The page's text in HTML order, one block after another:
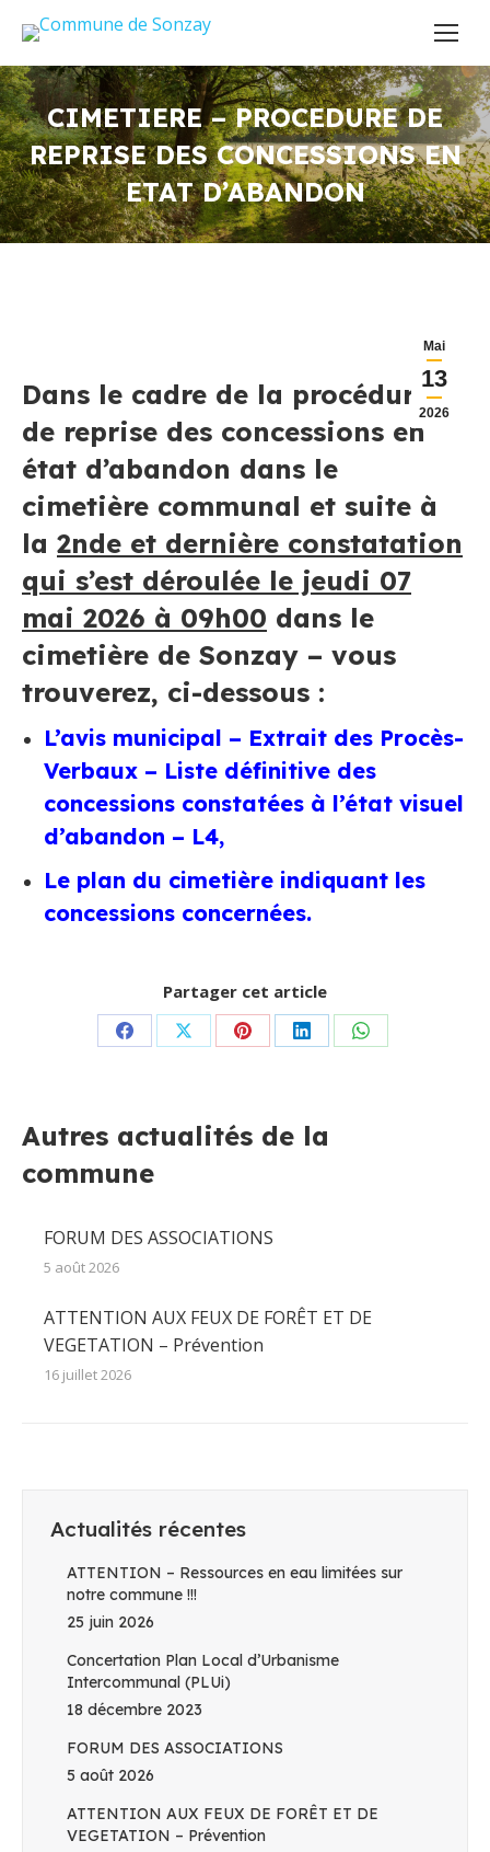
CIMETIERE – PROCEDURE DE
REPRISE DES CONCESSIONS EN
ETAT D’ABANDON
Mai
13
2026
Dans le cadre de la procédure
de reprise des concessions en
état d’abandon dans le
cimetière communal et suite à
la 2nde et dernière constatation
qui s’est déroulée le jeudi 07
mai 2026 à 09h00 dans le
cimetière de Sonzay – vous
trouverez, ci-dessous :
L’avis municipal – Extrait des Procès-
Verbaux – Liste définitive des
concessions constatées à l’état visuel
d’abandon – L4,
Le plan du cimetière indiquant les
concessions concernées.
Partager cet article
PartagerPartagerPartagerPartagerPartager
Autres actualités de la
commune
FORUM DES ASSOCIATIONS
5 août 2026
ATTENTION AUX FEUX DE FORÊT ET DE
VEGETATION – Prévention
16 juillet 2026
Actualités récentes
ATTENTION – Ressources en eau limitées sur
notre commune !!!
25 juin 2026
Concertation Plan Local d’Urbanisme
Intercommunal (PLUi)
18 décembre 2023
FORUM DES ASSOCIATIONS
5 août 2026
ATTENTION AUX FEUX DE FORÊT ET DE
VEGETATION – Prévention